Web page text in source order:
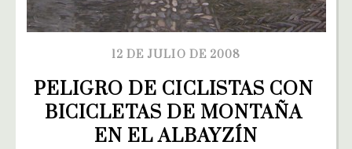
12 DE JULIO DE 2008
PELIGRO DE CICLISTAS CON
BICICLETAS DE MONTAÑA
EN EL ALBAYZÍN